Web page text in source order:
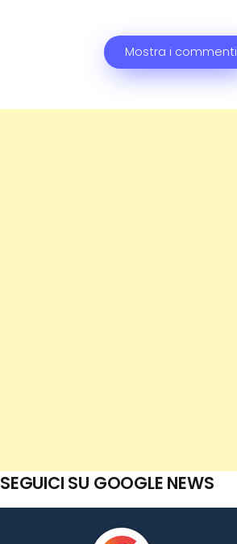
Mostra i commenti
SEGUICI SU GOOGLE NEWS